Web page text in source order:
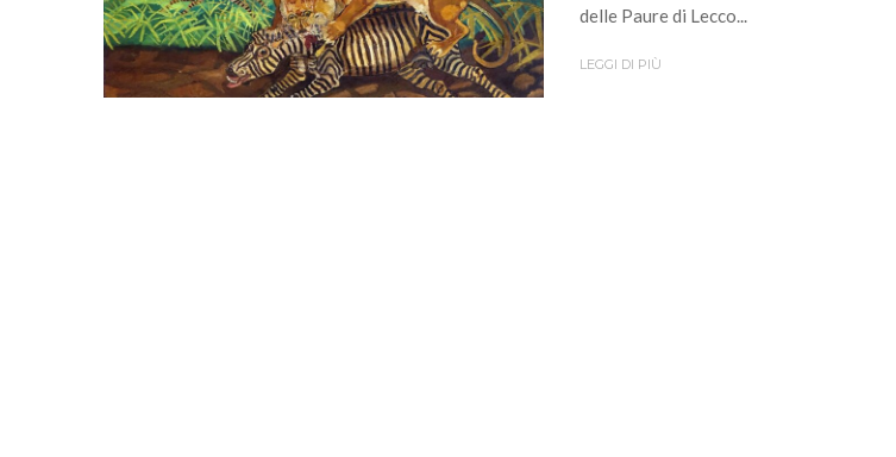
delle Paure di Lecco...
LEGGI DI PIÙ